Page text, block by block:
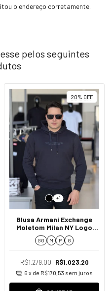
o endereço corretamente.
pelos seguintes
20% OFF
+1
Blusa Armani Exchange
Moletom Milan NY Logo
Masculino
GG M P G
R$1.279,00 R$1.023,20
6 x de R$170,53 sem juros